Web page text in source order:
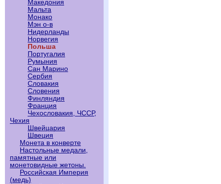
Македония
Мальта
Монако
Мэн о-в
Нидерланды
Норвегия
Польша
Португалия
Румыния
Сан Марино
Сербия
Словакия
Словения
Финляндия
Франция
Чехословакия, ЧССР,
Чехия
Швейцария
Швеция
Монета в конверте
Настольные медали,
памятные или
монетовидные жетоны.
Российская Империя
(медь)